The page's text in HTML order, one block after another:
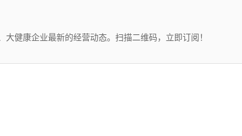
健康企业最新的经营动态。扫描二维码，立即订阅！